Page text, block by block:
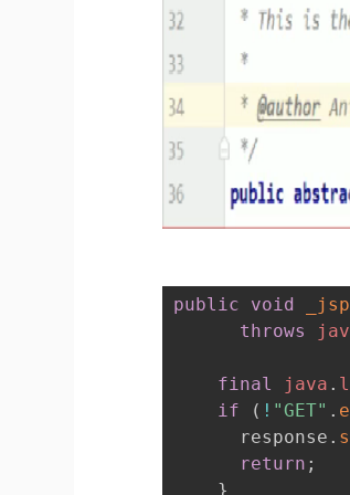
public void
throws
final java .
if
( ! "GET" .
      response
.
return ;
}